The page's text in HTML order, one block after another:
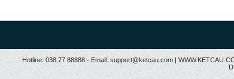
Hotline: 038.77 88888 - Email: support@ketcau.com |